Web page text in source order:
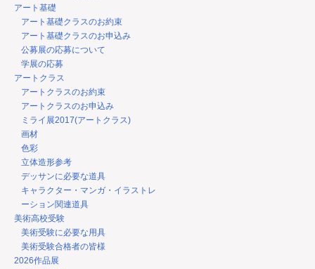
アート基礎
アート基礎クラスのお約束
アート基礎クラスのお申込み
公募展の応募について
学展の応募
アートクラス
アートクラスのお約束
アートクラスのお申込み
ミライ展2017(アートクラス)
画材
色彩
立体造形参考
デッサンに必要な道具
キャラクター・マンガ・イラストレ
ーション関連道具
美術高校受験
美術受験に必要な用具
美術受験合格者の皆様
2026作品展